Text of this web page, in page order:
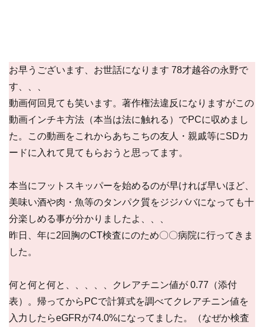
お早うございます、お世話になります 78才越谷の永野で
す、、、
動画何回見ても笑います。著作権法違反になりますがこの
動画インチキ方法（本当は法に触れる）でPCに収めまし
た。この動画をこれからあちこちの友人・親戚等にSDカ
ードに入れて見てもらおうと思ってます。
本当にフットスキッパーを始めるのが早ければ早いほど、
美味い酒や肉・魚等のタンパク質をジジババになっても十
分楽しめる事が分かりましたよ、、、
昨日、年に2回胸のCT検査にのため〇〇病院に行ってきま
した。
何と何と何と、、、、、クレアチニン値が 0.77（添付
表）。帰ってからPCで計算式を調べてクレアチニン値を
入力したらeGFRが74.0%になってました。（なぜか検査